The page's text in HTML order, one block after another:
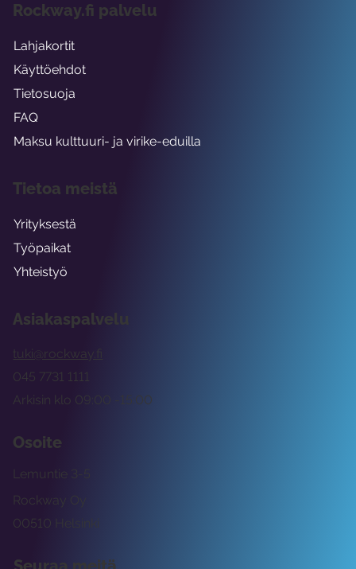
Asiakaspalvelu
tuki@rockway.fi
Arkisin klo 09:00 -15:00
045 7731 1111
Osoite
Rockway Oy
Lemuntie 3-5
00510 Helsinki
Rockway.fi palvelu
Lahjakortit
Käyttöehdot
Tietosuoja
FAQ
Maksu kulttuuri- ja virike-eduilla
Tietoa meistä
Yrityksestä
Työpaikat
Yhteistyö